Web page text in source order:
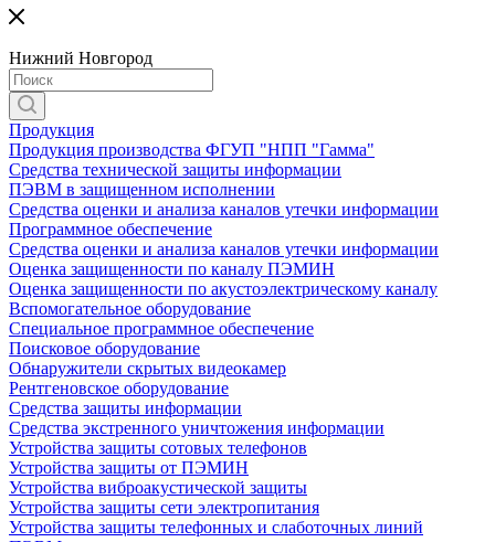
Нижний Новгород
Продукция
Продукция производства ФГУП "НПП "Гамма"
Средства технической защиты информации
ПЭВМ в защищенном исполнении
Средства оценки и анализа каналов утечки информации
Программное обеспечение
Средства оценки и анализа каналов утечки информации
Оценка защищенности по каналу ПЭМИН
Оценка защищенности по акустоэлектрическому каналу
Вспомогательное оборудование
Специальное программное обеспечение
Поисковое оборудование
Обнаружители скрытых видеокамер
Рентгеновское оборудование
Средства защиты информации
Средства экстренного уничтожения информации
Устройства защиты сотовых телефонов
Устройства защиты от ПЭМИН
Устройства виброакустической защиты
Устройства защиты сети электропитания
Устройства защиты телефонных и слаботочных линий